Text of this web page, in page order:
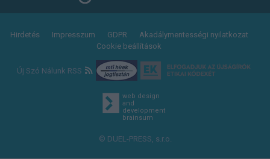
Footer
Hirdetés Impresszum GDPR
Akadálymentességi nyilatkozat
Cookie beállítások
Új Szó Nálunk RSS
web design
and
development
brainsum
© DUEL-PRESS, s.r.o.